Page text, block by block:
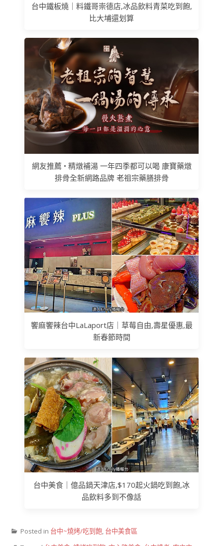
台中鐵板燒｜料鐵哥崇德店,冰品飲料青菜吃到飽,
比大埔還划算
網友推薦 • 精燉補湯 一年四季都可以喝 康寶藥燉
排骨全新網路品牌 老祖宗藥膳排骨
饗麻饗辣台中LaLaport店｜草莓自由,壽星優惠,最
新春節時間
台中美食｜億品鍋天津店,$170起火鍋吃到飽,冰
品飲料多到不像話
Posted in 台中~燒烤/吃到飽, 台中美食區